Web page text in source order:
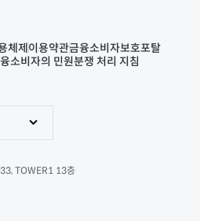
체제 이용약관금융소비자보호포탈
소비자의 민원분쟁 처리 지침
TOWER1 13층